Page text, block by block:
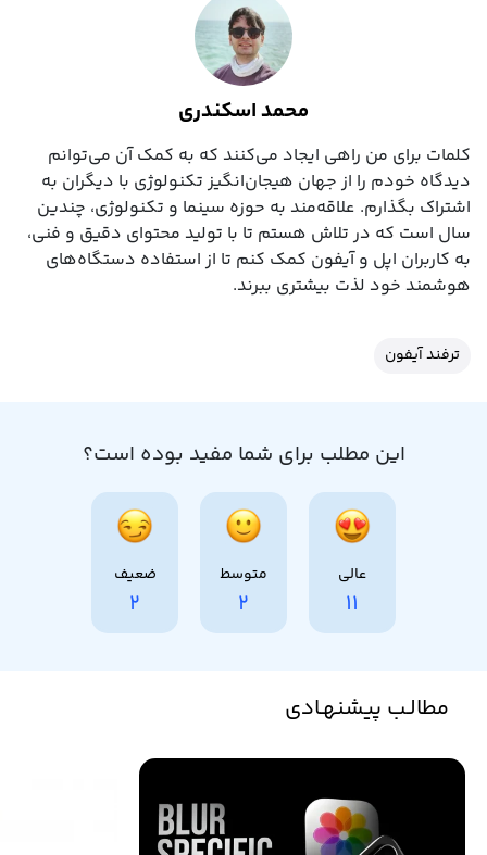
محمد اسکندری
کلمات برای من راهی ایجاد می‌کنند که به کمک آن می‌توانم
دیدگاه خودم را از جهان هیجان‌انگیز تکنولوژی با دیگران به
اشتراک بگذارم. علاقه‌مند به حوزه سینما و تکنولوژی، چندین
سال است که در تلاش هستم تا با تولید محتوای دقیق و فنی،
به کاربران اپل و آیفون کمک کنم تا از استفاده دستگاه‌های
هوشمند خود لذت بیشتری ببرند.
ترفند آیفون
این مطلب برای شما مفید بوده است؟
عالی
11
متوسط
2
ضعیف
2
مطالـب پیشنهـادی